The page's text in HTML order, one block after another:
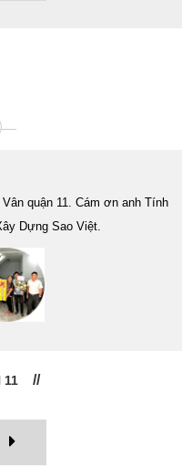
Việt vừa ký hợp đồng xây
Cám ơn cô đã tin tưởng lựa
TRỌN GÓI QUẬN 6